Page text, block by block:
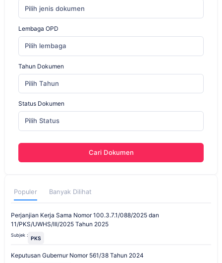
Pilih jenis dokumen
Lembaga OPD
Pilih lembaga
Tahun Dokumen
Pilih Tahun
Status Dokumen
Pilih Status
Cari Dokumen
Populer Banyak Dilihat
Perjanjian Kerja Sama Nomor 100.3.7.1/088/2025 dan
11/PKS/UWHS/III/2025 Tahun 2025
Subjek : PKS
Keputusan Gubernur Nomor 561/38 Tahun 2024